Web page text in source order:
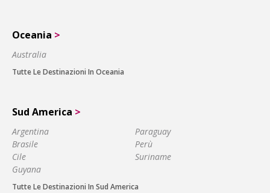
Oceania >
Australia
Tutte Le Destinazioni In Oceania
Sud America >
Argentina
Brasile
Cile
Guyana
Paraguay
Perù
Suriname
Tutte Le Destinazioni In Sud America